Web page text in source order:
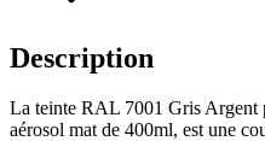
Description
La teinte RAL 7001 Gris Argent
aérosol mat de 400ml, est une